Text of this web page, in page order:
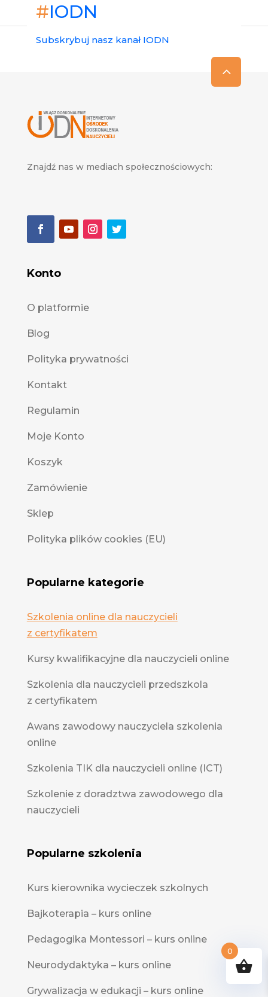
#IODN
Subskrybuj nasz kanał IODN
Znajdź nas w mediach społecznościowych:
Konto
O platformie
Blog
Polityka prywatności
Kontakt
Regulamin
Moje Konto
Koszyk
Zamówienie
Sklep
Polityka plików cookies (EU)
Popularne kategorie
Szkolenia online dla nauczycieli
z certyfikatem
Kursy kwalifikacyjne dla nauczycieli online
Szkolenia dla nauczycieli przedszkola
z certyfikatem
Awans zawodowy nauczyciela szkolenia
online
Szkolenia TIK dla nauczycieli online (ICT)
Szkolenie z doradztwa zawodowego dla
nauczycieli
Popularne szkolenia
Kurs kierownika wycieczek szkolnych
Bajkoterapia – kurs online
Pedagogika Montessori – kurs online
Neurodydaktyka – kurs online
Grywalizacja w edukacji – kurs online
0